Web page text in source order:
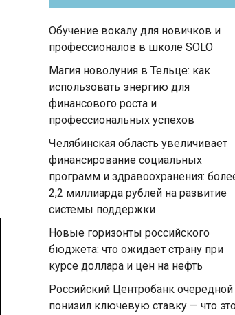
Обучение вокалу для новичков и
профессионалов в школе SOLO
Магия новолуния в Тельце: как
использовать энергию для
финансового роста и
профессиональных успехов
Челябинская область увеличивает
финансирование социальных
программ и здравоохранения:
2,2 миллиарда рублей на развитие
системы поддержки
Новые горизонты российского
бюджета: что ожидает страну при
курсе доллара и цен на нефть
Российский Центробанк очередной
понизил ключевую ставку — что